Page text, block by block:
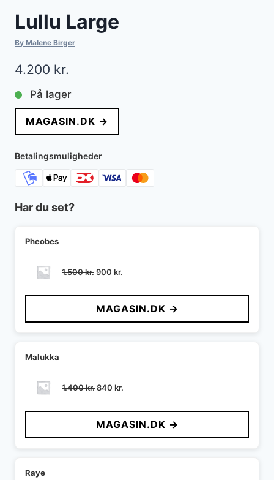
Lullu Large
By Malene Birger
4.200 kr.
På lager
MAGASIN.DK →
Betalingsmuligheder
Har du set?
Pheobes
1.500kr.Den
pris
var:
1.500 kr..
900 kr.
pris
er:
900 kr..
MAGASIN.DK →
Malukka
1.400kr.Den
pris
var:
1.400 kr..
840 kr.
pris
er:
840 kr..
MAGASIN.DK →
Raye